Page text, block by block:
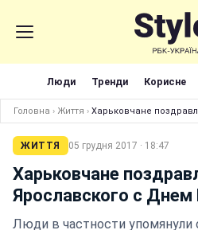
Люди Тренди Корисне
Головна › Життя › Харьковчане
ЖИТТЯ 05 грудня 2017 · 18:47
Харьковчане
Ярославского с
Люди в частности упомянули